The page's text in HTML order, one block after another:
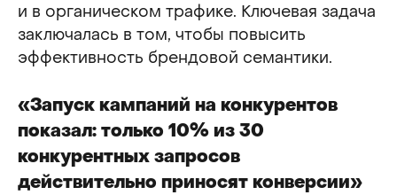
и в органическом трафике. Ключевая задача
заключалась в том, чтобы повысить
эффективность брендовой семантики.
«Запуск кампаний на конкурентов
показал: только 10% из 30
конкурентных запросов
действительно приносят конверсии»